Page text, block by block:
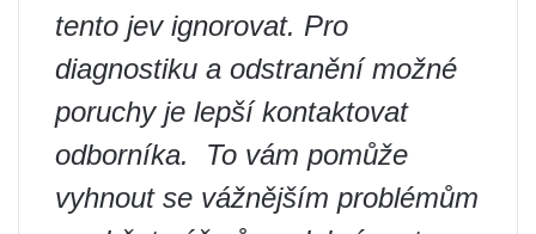
tento jev ignorovat. Pro
diagnostiku a odstranění možné
poruchy je lepší kontaktovat
odborníka. ‍ To vám pomůže
vyhnout se vážnějším problémům